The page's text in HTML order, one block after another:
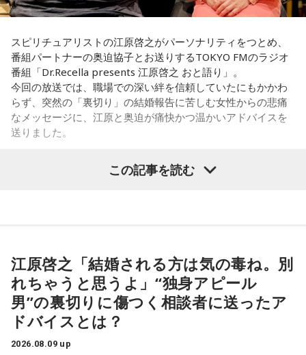
奥迫：良かったですよ！ もう、それを糧にして前を向いて。
江原：そうですよ。美しくそのまま去って、自分から捨てる
感じで。カツ丼の二杯でも食べて。
奥迫：カツ丼（笑）！ 良いですね！
江原：あんみつも付けちゃって。お酒を飲めるならビールも
カッとお腹に流し込んで、「ごちそうさん！」とか言って
奥迫：良いですね。すっきりします！
奥迫：その時間がもったいないですから。
江原：もったいない！ それで絶対、他でもやってるから。
LINEとかで。チャラチャラした男ですよ、こいつは。だけ
ど、その結婚される方は気の毒ね。別れちゃうと思うよ、20
年も付き合っておいてそんなことしているんだから。いや
国家公務員というと“霞が関で法案や制度を作る人たち”という
でなく、気象予報や航空管制、ハローワーク、税関など、日
本全国、さらには海外でも、それぞれの専門性を活かしなが
ら幅広い分野で活躍しています。ちなみに、人材確保対策室
に所属する平野さんは、「国家公務員という仕事の魅力を発
信し、将来の公務を担う人材を確保するための仕事を担当し
ています」と話します。
また“国家公務員になるのもハードルが高い”といった印象を持
一方、公務員というと比較的文系の仕事が多いものの、国土
交通省など理系の方が活躍できるフィールドも多くありま
す。しかし、国家公務員採用試験では、一部の技術系区分
で、各府省が採用したい理系人材数を十分に確保できておら
ず、それが課題となっているそうです。
スピリチュアリストの江原啓之がパーソナリティをつとめ、
番組パートナーの奥迫協子とお送りするTOKYO FMのラジオ
番組「Dr.Recella presents 江原啓之 おと語り」。
今回の放送では、職場での深い絆を信頼していたにもかかわ
らず、突然の「裏切り」の結婚報告に苦しむ女性からの悲痛
なメッセージに、江原と奥迫が痛快かつ温かいアドバイスを
送りました。
私はある男性と4年前に職場で出会いました。男性は私の1つ
上で、高校教師です。とてもひょうきんな方で、話している
と楽しくて、すぐに仲良くなりました。ただ、男女関係はな
く、3年半以上、毎日LINEをしたり、仕事後にご飯に行った
り、海に行ったり、お花見をしたり、蛍を見に行ったりと、
楽しい時間を過ごしていました。
この記事を読む
江原啓之「結婚される方は気の毒ね。別
れちゃうと思うよ」“独身アピール
男”の裏切りに傷つく相談者に送ったア
ドバイスとは？
2026.08.09 up